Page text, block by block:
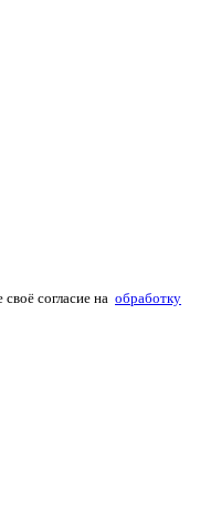
согласие на обработку